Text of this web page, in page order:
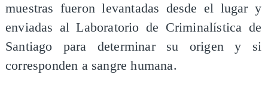
muestras fueron levantadas desde el lugar y
enviadas al Laboratorio de Criminalística de
Santiago para determinar su origen y si
corresponden a sangre humana.